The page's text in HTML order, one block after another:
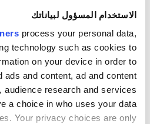
الاستخدام المسؤول لبياناتك
process your personal data,
technology such as cookies to
on your device in order to
ads and content, ad and content
audience research and services
a choice in who uses your data
Your privacy choices are only
الخميس 07:00 - 19:00
الجمعة 07:00 - 19:00
السبت 07:00 - 19:00
الأحد مُغلقة